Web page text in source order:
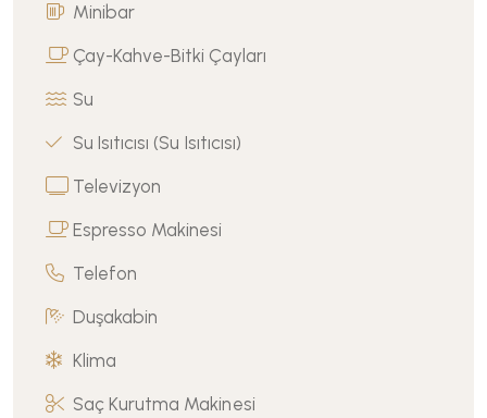
Minibar
Çay-Kahve-Bitki Çayları
Su
Su Isıtıcısı (Su Isıtıcısı)
Televizyon
Espresso Makinesi
Telefon
Duşakabin
Klima
Saç Kurutma Makinesi